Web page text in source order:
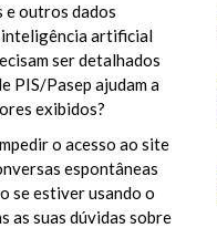
e outros dados
inteligência artificial
ser detalhados
PIS/Pasep ajudam a
exibidos?
o acesso ao site
espontâneas
se estiver usando o
as suas dúvidas sobre